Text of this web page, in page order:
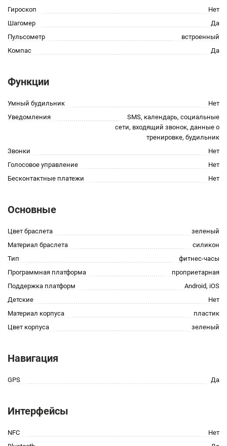
Гироскоп
Нет
Шагомер
Да
Пульсометр
встроенный
Компас
Да
Функции
Умный будильник
Нет
Уведомления
SMS, календарь, социальные
сети, входящий звонок, данные о
тренировке, будильник
Звонки
Нет
Голосовое управление
Нет
Бесконтактные платежи
Нет
Основные
Цвет браслета
зеленый
Материал браслета
силикон
Тип
фитнес-часы
Программная платформа
проприетарная
Поддержка платформ
Android, iOS
Детские
Нет
Материал корпуса
пластик
Цвет корпуса
зеленый
Навигация
GPS Да
Интерфейсы
NFC
Нет